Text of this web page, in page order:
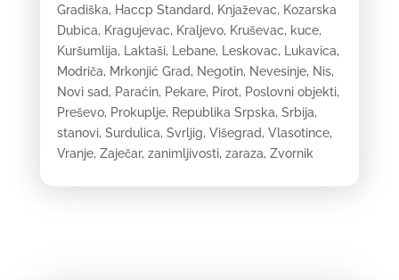
Gradiška, Haccp Standard, Knjaževac, Kozarska
Dubica, Kragujevac, Kraljevo, Kruševac, kuce,
Kuršumlija, Laktaši, Lebane, Leskovac, Lukavica,
Modriča, Mrkonjić Grad, Negotin, Nevesinje, Nis,
Novi sad, Paraćin, Pekare, Pirot, Poslovni objekti,
Preševo, Prokuplje, Republika Srpska, Srbija,
stanovi, Surdulica, Svrljig, Višegrad, Vlasotince,
Vranje, Zaječar, zanimljivosti, zaraza, Zvornik